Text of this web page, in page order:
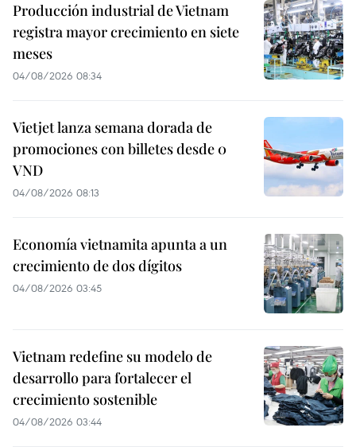
Producción industrial de Vietnam
registra mayor crecimiento en siete
meses
04/08/2026 08:34
Vietjet lanza semana dorada de
promociones con billetes desde 0
VND
04/08/2026 08:13
Economía vietnamita apunta a un
crecimiento de dos dígitos
04/08/2026 03:45
Vietnam redefine su modelo de
desarrollo para fortalecer el
crecimiento sostenible
04/08/2026 03:44